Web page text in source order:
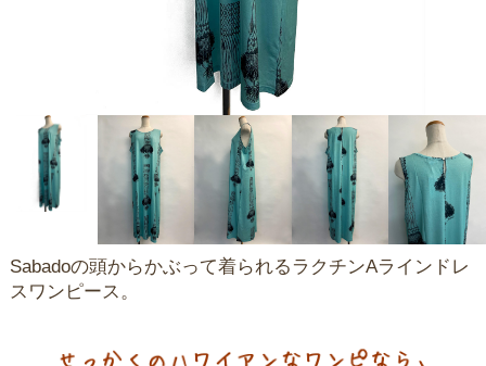
Sabadoの頭からかぶって着られるラクチンAラインドレ
スワンピース。